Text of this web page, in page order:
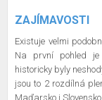
ZAJÍMAVOSTI
Existuje velmi
Na první pohled je
historicky byly
jsou to 2 rozdílná
Maďarsko i